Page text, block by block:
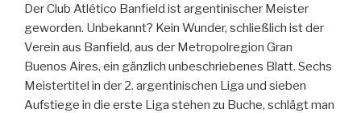
Der Club Atlético Banfield ist argentinischer Meister
geworden. Unbekannt? Kein Wunder, schließlich ist der
Verein aus Banfield, aus der Metropolregion Gran
Buenos Aires, ein gänzlich unbeschriebenes Blatt. Sechs
Meistertitel in der 2. argentinischen Liga und sieben
Aufstiege in die erste Liga stehen zu Buche, schlägt man